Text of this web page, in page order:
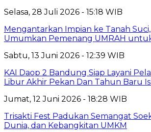
Selasa, 28 Juli 2026 - 15:18 WIB
Mengantarkan Impian ke Tanah
Umumkan Pemenang UMRAH
Sabtu, 13 Juni 2026 - 12:39 WIB
KAI Daop 2 Bandung Siap Layani
Libur Akhir Pekan Dan Tahun Baru
Jumat, 12 Juni 2026 - 18:28 WIB
Trisakti Fest Padukan Semangat
Dunia, dan Kebangkitan UMKM